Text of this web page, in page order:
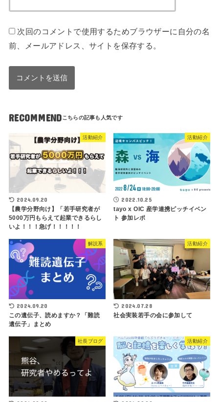
次回のコメントで使用するためブラウザーに自分の名
前、メールアドレス、サイトを保存する。
RECOMMEND
活動紹介
2024.09.20
【農学分野向け】「若手研究者が
5000万円もらえて起業できるらし
いよ！！！急げ！！！！！
活動紹介
2022.10.25
tayo x OIC 産学連携ピッチイベン
ト 参加レポ
解説系
2024.09.20
この遺伝子、読めますか？「難読
遺伝子」まとめ
活動紹介
2024.07.28
社会実装若手の会に参加して
社長ブログ 活動紹介